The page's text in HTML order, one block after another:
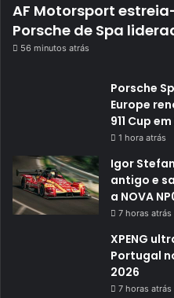
AF Motorsport
Porsche de Spa
56 minutos atrás
Porsche
Europe
911 Cup
1 hora atrás
Igor
antigo e
a NOVA
7 horas atrás
XPENG
Portugal
2026
7 horas atrás